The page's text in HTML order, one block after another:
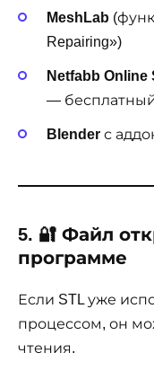
MeshLab
Repairing»)
Netfabb Online
—
Blender с
5. 🔐 Файл
программе
Если STL уже
процессом, он
чтения.